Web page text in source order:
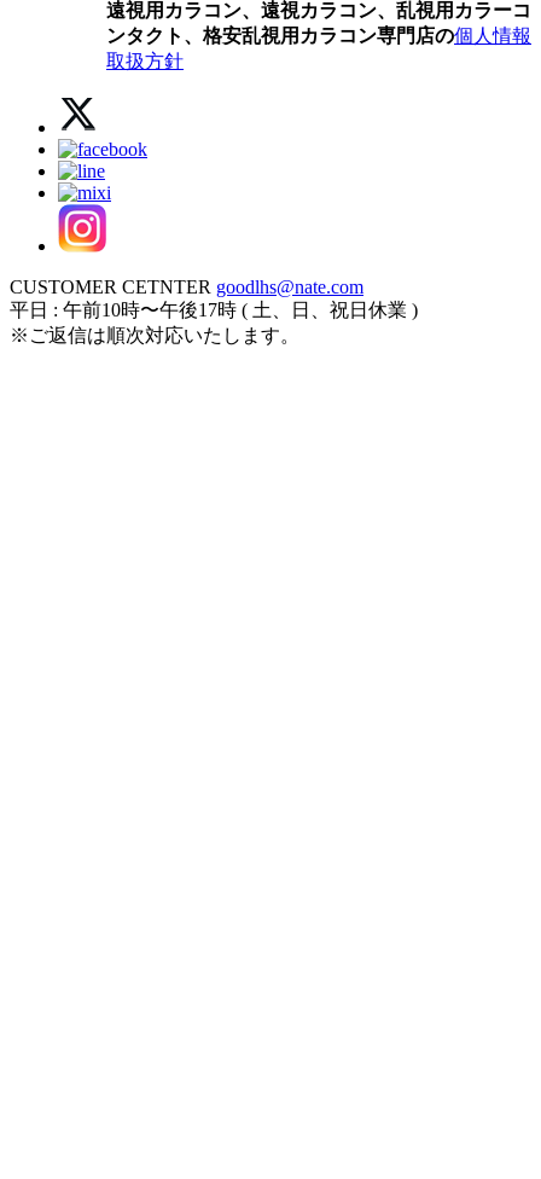
遠視用カラコン、遠視カラコン、乱視用カラーコ
ンタクト、格安乱視用カラコン専門店の個人情報
取扱方針
CUSTOMER CETNTER goodlhs@nate.com
平日 : 午前10時〜午後17時 ( 土、日、祝日休業 )
※ご返信は順次対応いたします。